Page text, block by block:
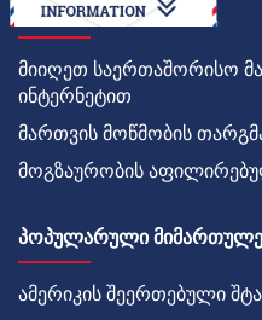
ᲠᲝᲒᲝᲠ
მიიღეთ საერთაშორისო
ინტერნეტით
მართვის მოწმობის
მოგზაურობის
ᲞᲝᲞᲣᲚᲐᲠᲣᲚᲘ
ამერიკის შეერთებული